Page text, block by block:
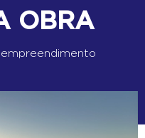
OBRA